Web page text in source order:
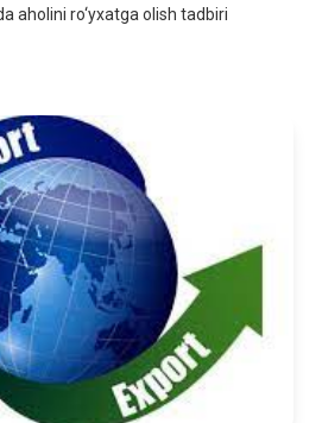
aholini ro‘yxatga olish tadbiri